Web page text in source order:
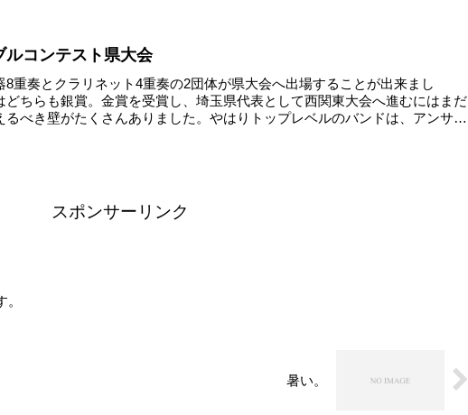
ルコンテスト県大会
8重奏とクラリネット4重奏の2団体が県大会へ出場することが出来まし
ちらも銀賞。金賞を受賞し、埼玉県代表として西関東大会へ進むにはまだ
るべき壁がたくさんありました。やはりトップレベルのバンドは、アンサン
スポンサーリンク
暑い。